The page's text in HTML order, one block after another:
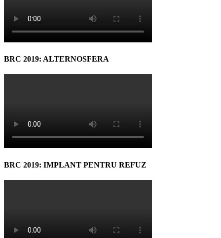
BRC 2019: ALTERNOSFERA
BRC 2019: IMPLANT PENTRU REFUZ